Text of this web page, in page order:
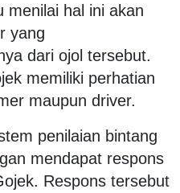
menilai hal ini akan
yang
dari ojol tersebut.
memiliki perhatian
maupun driver.
penilaian bintang
mendapat respons
Respons tersebut